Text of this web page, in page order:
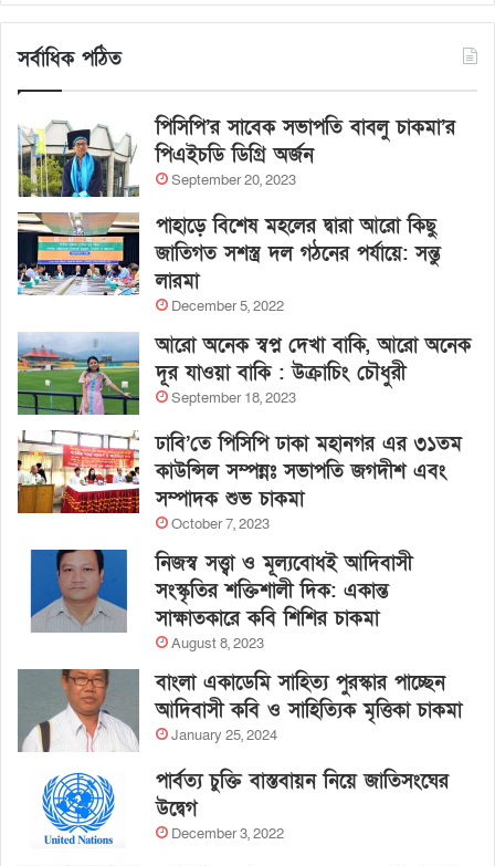
সর্বাধিক পঠিত
পিসিপি’র সাবেক সভাপতি বাবলু চাকমা’র
পিএইচডি ডিগ্রি অর্জন
September 20, 2023
পাহাড়ে বিশেষ মহলের দ্বারা আরো কিছু
জাতিগত সশস্ত্র দল গঠনের পর্যায়ে: সন্তু
লারমা
December 5, 2022
আরো অনেক স্বপ্ন দেখা বাকি, আরো অনেক
দূর যাওয়া বাকি : উক্রাচিং চৌধুরী
September 18, 2023
ঢাবি’তে পিসিপি ঢাকা মহানগর এর ৩১তম
কাউন্সিল সম্পন্নঃ সভাপতি জগদীশ এবং
সম্পাদক শুভ চাকমা
October 7, 2023
নিজস্ব সত্ত্বা ও মূল্যবোধই আদিবাসী
সংস্কৃতির শক্তিশালী দিক: একান্ত
সাক্ষাতকারে কবি শিশির চাকমা
August 8, 2023
বাংলা একাডেমি সাহিত্য পুরস্কার পাচ্ছেন
আদিবাসী কবি ও সাহিত্যিক মৃত্তিকা চাকমা
January 25, 2024
পার্বত্য চুক্তি বাস্তবায়ন নিয়ে জাতিসংঘের
উদ্বেগ
December 3, 2022